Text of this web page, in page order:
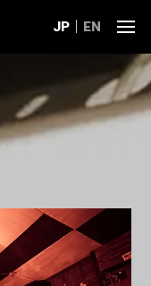
JP EN